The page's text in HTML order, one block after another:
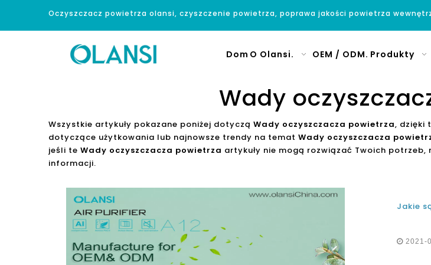
Oczyszczacz powietrza olansi, czyszczenie powietrza, poprawa jakości powietrza
Dom O Olansi. OEM / ODM. Produkty
Wady
Wszystkie artykuły pokazane poniżej dotyczą Wady oczyszczacza powietrza, dzięki
dotyczące użytkowania lub najnowsze trendy na temat Wady oczyszczacza
jeśli te Wady oczyszczacza powietrza artykuły nie mogą rozwiązać Twoich
informacji.
Jakie
2021-